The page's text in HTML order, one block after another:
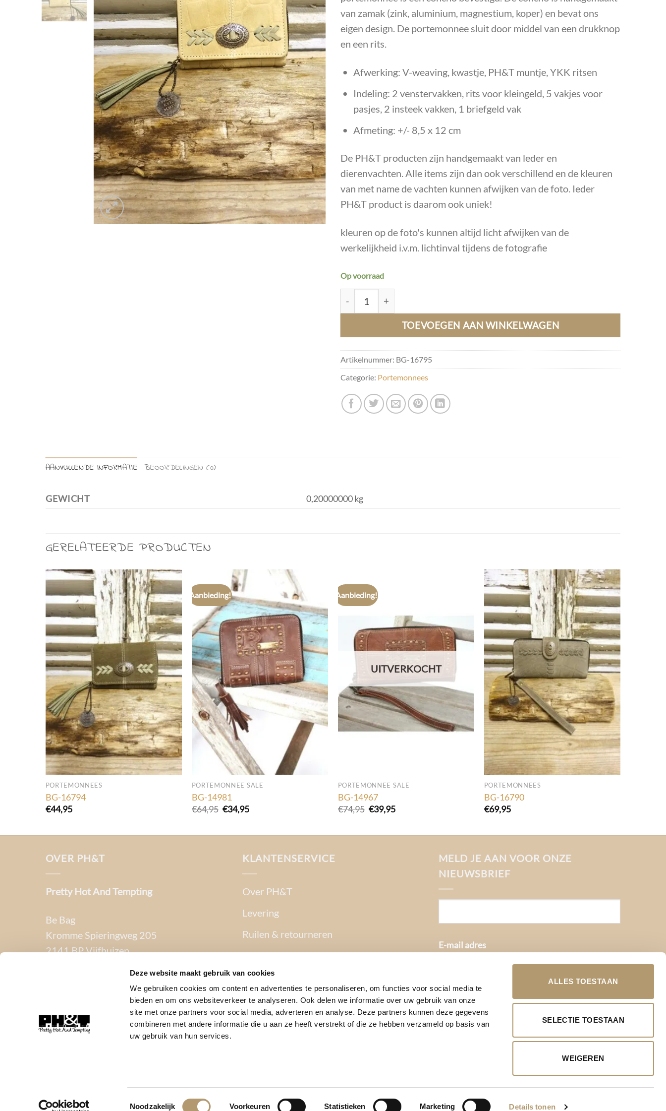
Deze website maakt gebruik van cookies
We gebruiken cookies om content en advertenties te personaliseren, om functies voor social media te
bieden en om ons websiteverkeer te analyseren. Ook delen we informatie over uw gebruik van onze
site met onze partners voor social media, adverteren en analyse. Deze partners kunnen deze gegevens
combineren met andere informatie die u aan ze heeft verstrekt of die ze hebben verzameld op basis van
uw gebruik van hun services.
Toestemmingsselectie
Noodzakelijk Voorkeuren Statistieken Marketing Details tonen
ALLES TOESTAAN
SELECTIE TOESTAAN
WEIGEREN
van zamak (zink, aluminium, magnestium, koper) en bevat ons
eigen design. De portemonnee sluit door middel van een drukknop
en een rits.
Afwerking: V-weaving, kwastje, PH&T muntje, YKK ritsen
Indeling: 2 venstervakken, rits voor kleingeld, 5 vakjes voor
pasjes, 2 insteek vakken, 1 briefgeld vak
Afmeting: +/- 8,5 x 12 cm
De PH&T producten zijn handgemaakt van leder en
dierenvachten. Alle items zijn dan ook verschillend en de kleuren
van met name de vachten kunnen afwijken van de foto. Ieder
PH&T product is daarom ook uniek!
kleuren op de foto's kunnen altijd licht afwijken van de
werkelijkheid i.v.m. lichtinval tijdens de fotografie
Op voorraad
TOEVOEGEN AAN WINKELWAGEN
Artikelnummer: BG-16795
Categorie: Portemonnees
AANVULLENDE INFORMATIE BEOORDELINGEN (0)
GEWICHT 0,20000000 kg
GERELATEERDE PRODUCTEN
PORTEMONNEES
BG-16794
€44,95
Aanbieding!
PORTEMONNEE SALE
BG-14981
€64,95 Oorspronkelijke
prijs
€64,95.
€34,95Huidige
€34,95.
Aanbieding!
UITVERKOCHT
PORTEMONNEE SALE
BG-14967
€74,95 Oorspronkelijke
prijs
€74,95.
€39,95Huidige
€39,95.
PORTEMONNEES
BG-16790
€69,95
OVER PH&T
Pretty Hot And Tempting
Be Bag
Kromme Spieringweg 205
2141 BP Vijfhuizen
BTW. NL002080714B79
T: 06-22288833
KLANTENSERVICE
Over PH&T
Levering
Ruilen & retourneren
Betaalmethoden
Garantie
Contact
Privacy Policy
MELD JE AAN VOOR ONZE
NIEUWSBRIEF
E-mail adres